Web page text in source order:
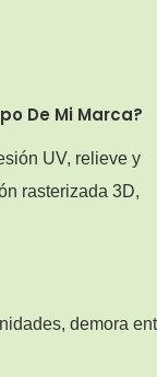
De Mi Marca?
UV, relieve y
rasterizada 3D,
demora